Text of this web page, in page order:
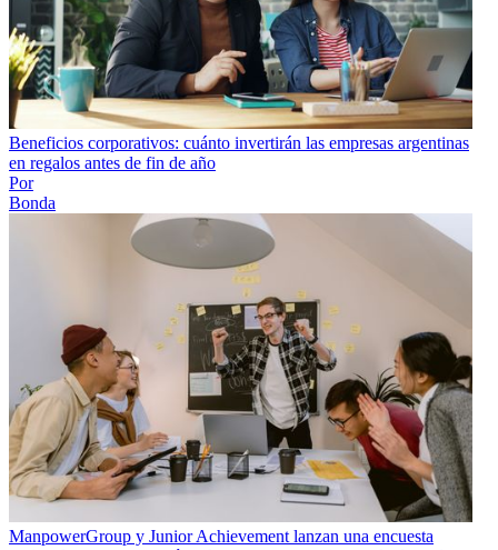
Beneficios corporativos: cuánto invertirán las empresas argentinas
en regalos antes de fin de año
Por
Bonda
ManpowerGroup y Junior Achievement lanzan una encuesta